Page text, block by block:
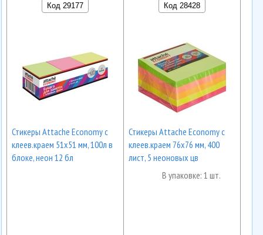
Код 29177
Стикеры Attache Economy с
клеев.краем 51x51 мм, 100л в
блоке, неон 12 бл
Код 28428
Стикеры Attache Economy с
клеев.краем 76х76 мм, 400
лист, 5 неоновых цв
В упаковке: 1 шт.